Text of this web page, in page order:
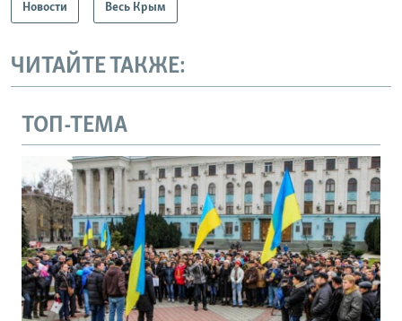
Новости Весь Крым
ЧИТАЙТЕ ТАКЖЕ:
ТОП-ТЕМА